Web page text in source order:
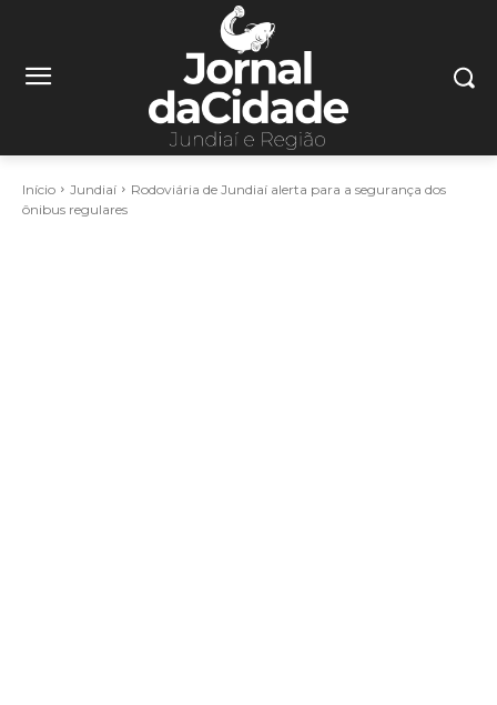
Início Jundiaí
Rodoviária de Jundiaí alerta para a segurança dos
ônibus regulares